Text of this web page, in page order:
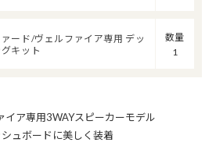
ード/ヴェルファイア専用 デッ
キット
数量
1
ア専用3WAYスピーカーモデル
ュボードに美しく装着